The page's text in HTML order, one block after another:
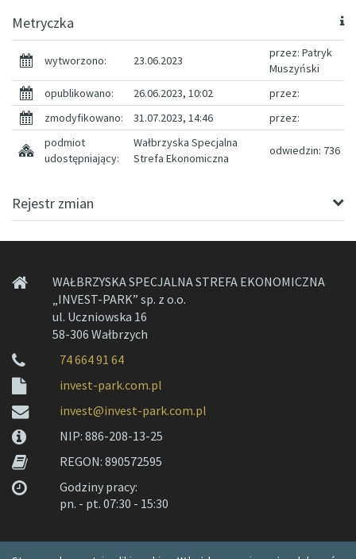
Metryczka
wytworzono: 23.06.2023
przez: Patryk
Muszyński
opublikowano:
26.06.2023, 10:02
przez:
zmodyfikowano:
31.07.2023, 14:46
przez:
podmiot
udostępniający:
Wałbrzyska Specjalna
Strefa Ekonomiczna
odwiedzin: 736
Rejestr zmian
WAŁBRZYSKA SPECJALNA STREFA EKONOMICZNA
„INVEST-PARK” sp. z o.o.
ul. Uczniowska 16
58-306 Wałbrzych
74 664 91 64
invest-park.com.pl
invest@invest-park.com.pl
NIP: 886-208-13-25
REGON: 890572595
Godziny pracy:
pn. - pt. 07:30 - 15:30